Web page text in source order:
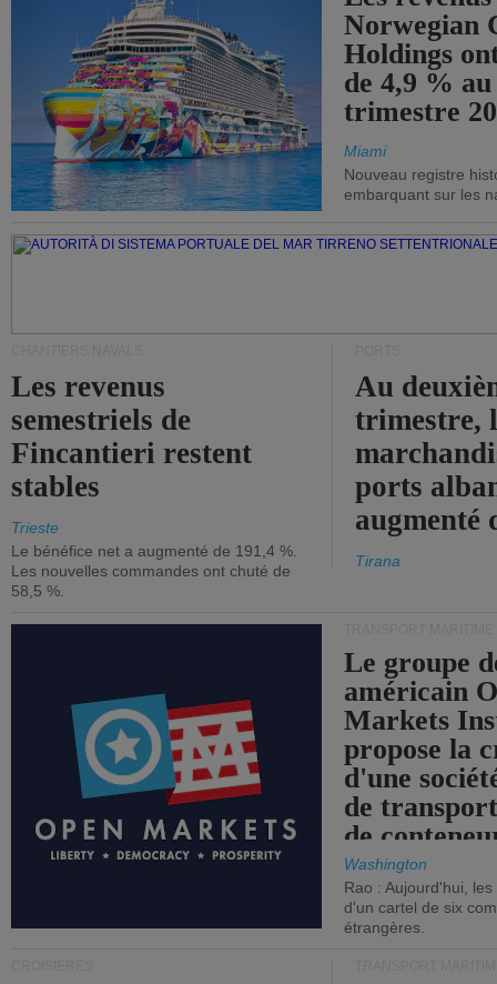
Norwegian
Holdings
de 4,9 %
trimestre
Miami
Nouveau registre
embarquant sur les
Les revenus
semestriels de
Fincantieri restent
stables
Trieste
Le bénéfice net a augmenté de 191,4 %.
Les nouvelles commandes ont chuté de
58,5 %.
Au
trimestre,
ports
augmenté
Tirana
Le groupe
américain
Markets
propose la
d'une
de
de
Washington
Rao : Aujourd'hui,
d'un cartel de six
étrangères.